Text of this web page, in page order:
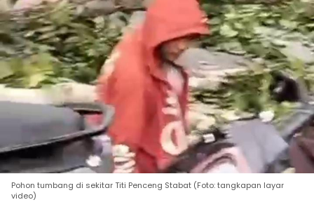
Pohon tumbang di sekitar Titi Penceng Stabat (Foto: tangkapan layar
video)